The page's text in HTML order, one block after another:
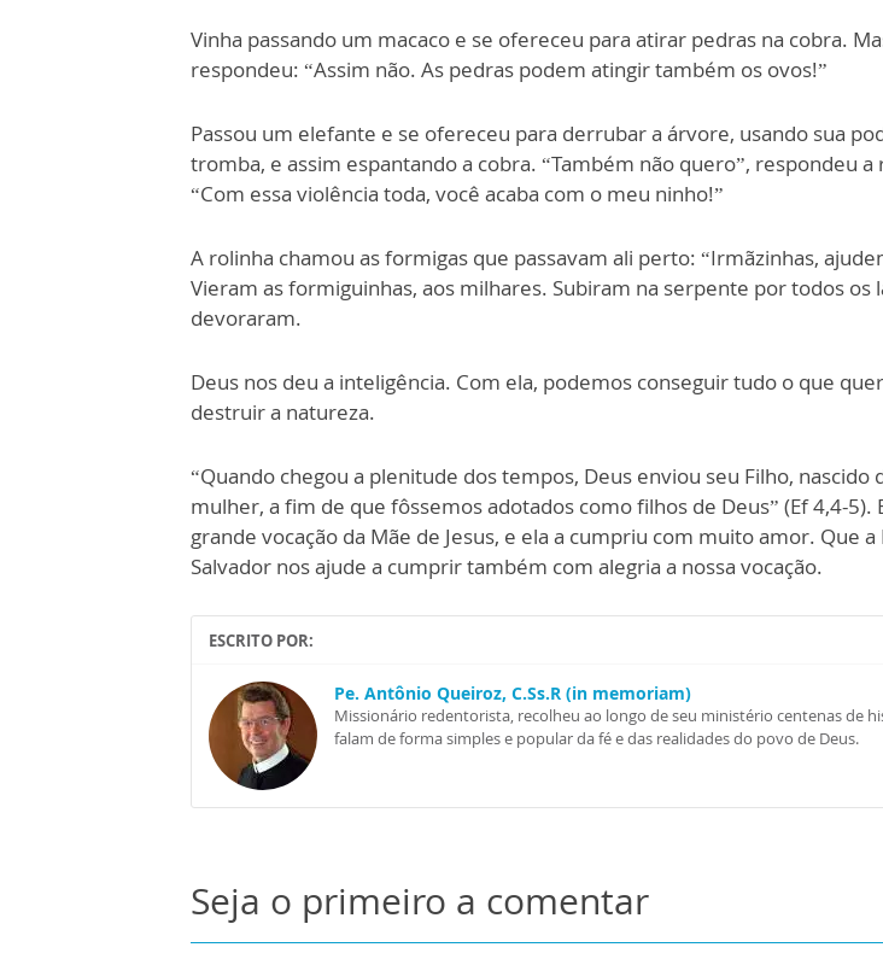
Vinha passando um macaco e se ofereceu para atirar pedras na cobra.
respondeu: “Assim não. As pedras podem atingir também os ovos!”
Passou um elefante e se ofereceu para derrubar a árvore, usando sua
tromba, e assim espantando a cobra. “Também não quero”, respondeu a
“Com essa violência toda, você acaba com o meu ninho!”
A rolinha chamou as formigas que passavam ali perto: “Irmãzinhas,
Vieram as formiguinhas, aos milhares. Subiram na serpente por todos os
devoraram.
Deus nos deu a inteligência. Com ela, podemos conseguir tudo o que
destruir a natureza.
“Quando chegou a plenitude dos tempos, Deus enviou seu Filho, nascido
mulher, a fim de que fôssemos adotados como filhos de Deus” (Ef 4,4-5).
grande vocação da Mãe de Jesus, e ela a cumpriu com muito amor. Que a
Salvador nos ajude a cumprir também com alegria a nossa vocação.
ESCRITO POR:
Pe. Antônio Queiroz, C.Ss.R (in memoriam)
Missionário redentorista, recolheu ao longo de seu ministério centenas de
falam de forma simples e popular da fé e das realidades do povo de Deus.
Seja o primeiro a comentar